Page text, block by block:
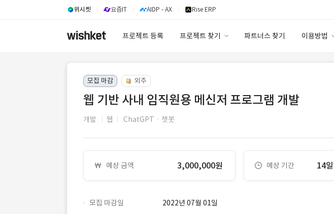
위시켓 요즘IT AIDP - AX Rise ERP
프로젝트 등록 프로젝트 찾기 파트너스 찾기 이용방법
모집 마감 외주
웹 기반 사내 임직원용 메신저 프로그램 개발
개발 웹 ChatGPTㆍ챗봇
예상 금액 3,000,000원 예상 기간 14일
모집 마감일 2022년 07월 01일